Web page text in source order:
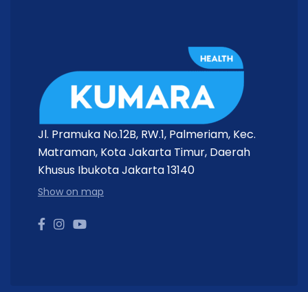
6000K ± 500K
Diameter Kepala
Lampu
75 mm
Material Kepala ABS
Panjang Flexible Arm 760 mm
Jl. Pramuka No.12B, RW.1, Palmeriam, Kec.
Matraman, Kota Jakarta Timur, Daerah
Khusus Ibukota Jakarta 13140
Show on map